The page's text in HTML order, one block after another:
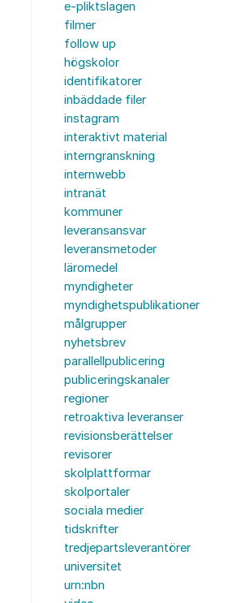
e-pliktslagen
filmer
follow up
högskolor
identifikatorer
inbäddade filer
instagram
interaktivt material
interngranskning
internwebb
intranät
kommuner
leveransansvar
leveransmetoder
läromedel
myndigheter
myndighetspublikationer
målgrupper
nyhetsbrev
parallellpublicering
publiceringskanaler
regioner
retroaktiva leveranser
revisionsberättelser
revisorer
skolplattformar
skolportaler
sociala medier
tidskrifter
tredjepartsleverantörer
universitet
urn:nbn